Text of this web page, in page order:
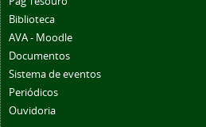
Biblioteca
AVA - Moodle
Documentos
Sistema de eventos
Periódicos
Ouvidoria